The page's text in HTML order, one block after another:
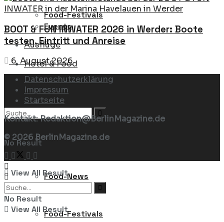
Events
Hotel & Food
Hotels
Restaurants
Food-News
Food-Festivals
Food-Festivals
Ausflüge
No Result
View All Result
BOOT & FUN INWATER 2026 in Werder: Boote
testen, Eintritt und Anreise
6. August 2026
Datenschutzerklärung
Impressum
Startseite
Kontakt: Redaktion@BerlinMagazine.de
© 2026 BerlinMagazine.de
No Result
View All Result